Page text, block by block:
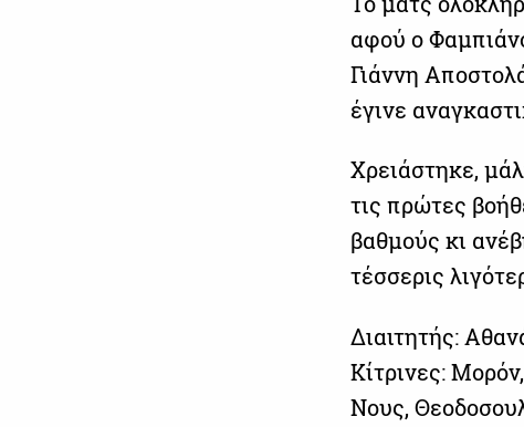
αφού ο
Γιάννη
έγινε
Χρειάστηκε,
τις πρώτες
βαθμούς κι
τέσσερις
Διαιτητής:
Κίτρινες:
Νους,